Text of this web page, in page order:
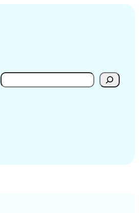
Search